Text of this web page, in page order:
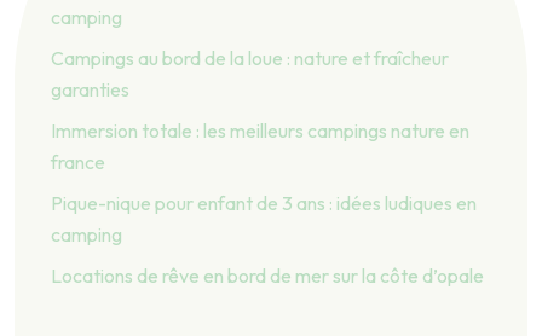
camping
Campings au bord de la loue : nature et fraîcheur
garanties
Immersion totale : les meilleurs campings nature en
france
Pique-nique pour enfant de 3 ans : idées ludiques en
camping
Locations de rêve en bord de mer sur la côte d’opale